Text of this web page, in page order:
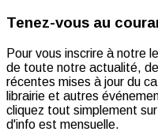
Tenez-vous au
Pour vous inscrire à notre
de toute notre actualité,
récentes mises à jour du
librairie et autres
cliquez tout simplement
d'info est mensuelle.